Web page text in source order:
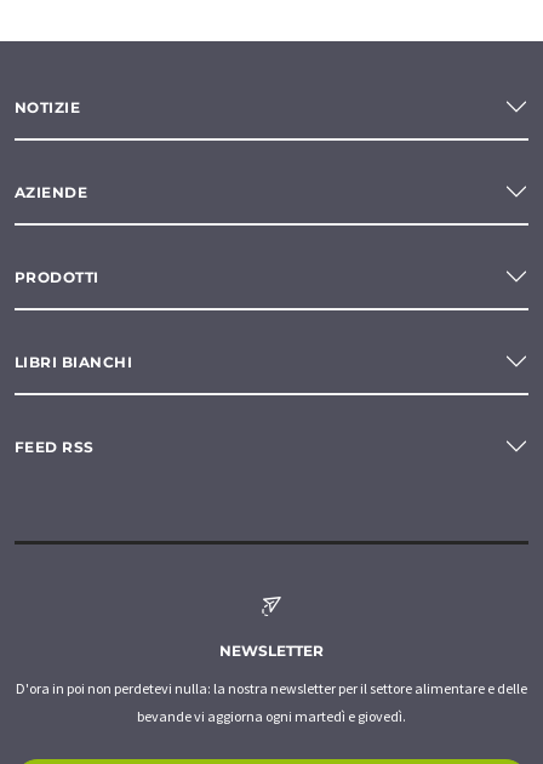
NOTIZIE
AZIENDE
PRODOTTI
LIBRI BIANCHI
FEED RSS
NEWSLETTER
D'ora in poi non perdetevi nulla: la nostra newsletter per il settore alimentare e delle
bevande vi aggiorna ogni martedì e giovedì.